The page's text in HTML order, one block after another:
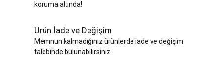
koruma altında!
Ürün İade ve Değişim
Memnun kalmadığınız ürünlerde iade ve değişim
talebinde bulunabilirsiniz.